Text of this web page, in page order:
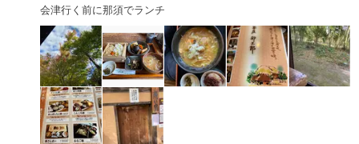
会津行く前に那須でランチ